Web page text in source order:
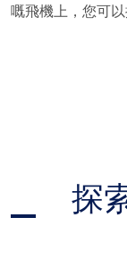
嘅飛機上，您可以
探